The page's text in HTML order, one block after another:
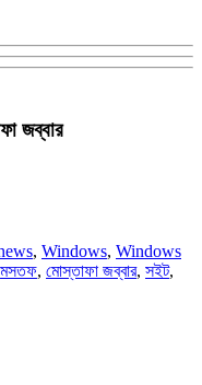
জব্বার
, Windows, Windows
মসতফ, মোস্তাফা জব্বার, সইট,